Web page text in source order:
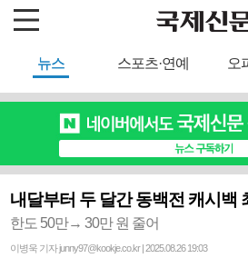
뉴스 스포츠·연예 오
내달부터 두 달간 동백전 캐시백
한도 50만→ 30만 원 줄어
이병욱 기자 junny97@kookje.co.kr | 2025.08.26 19:03